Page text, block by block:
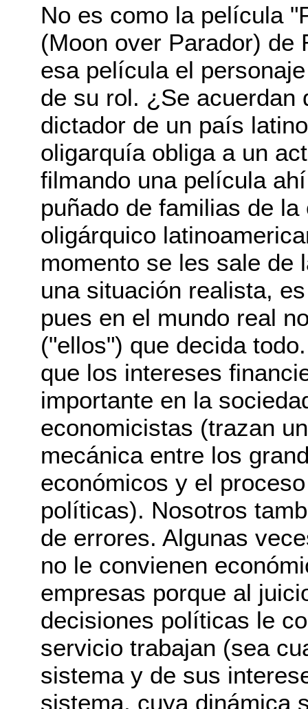
No es como la película
(Moon over Parador) de
esa película el
de su rol. ¿Se acuerdan
dictador de un país
oligarquía obliga a un
filmando una película
puñado de familias de
oligárquico
momento se les sale de
una situación realista,
pues en el mundo real
("ellos") que decida
que los intereses
importante en la
economicistas (trazan
mecánica entre los
económicos y el
políticas). Nosotros
de errores. Algunas
no le convienen
empresas porque al
decisiones políticas le
servicio trabajan (sea
sistema y de sus
sistema, cuya dinámica